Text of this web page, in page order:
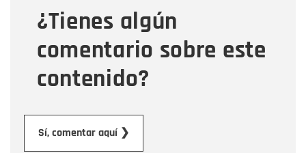
¿Tienes algún
comentario sobre este
contenido?
Sí, comentar aquí ❯
Mensaje